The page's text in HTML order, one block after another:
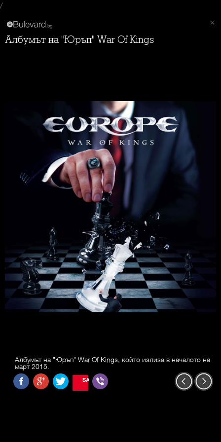
/
Албумът на "Юръп" War Of Kings
Албумът на "Юръп" War Of Kings, който излиза в началото на
март 2015.
SAVE